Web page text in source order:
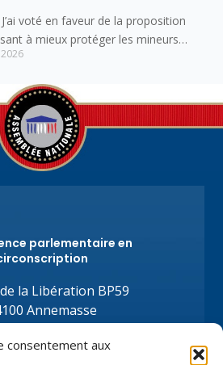
consentement aux
J’ai voté en faveur de la proposition
à mieux protéger les mineurs
liés à l’utilisation des réseaux
parlementaire en
la Libération BP59
Annemasse